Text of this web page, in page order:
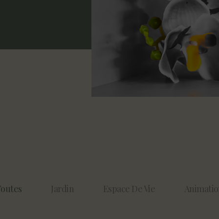
Jardin Espace De Vie